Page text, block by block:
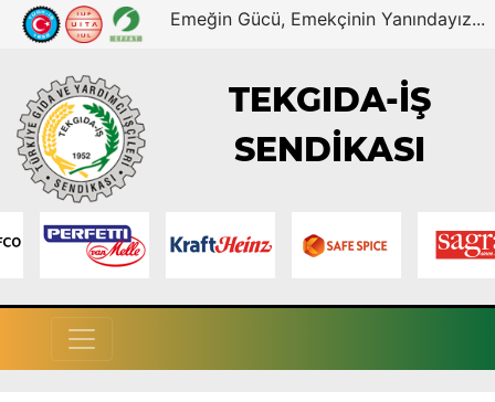
Emeğin Gücü, Emekçinin Yanındayız...
TEKGIDA-İŞ
SENDİKASI